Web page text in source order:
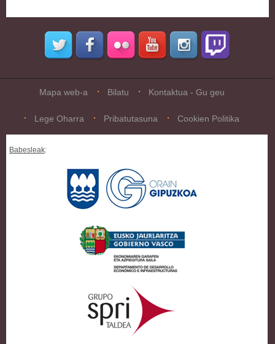
Mapa web-a Bilatu Kontaktua - Gu geu
Lege Oharra Pribatutasuna Cookien Politika
Babesleak: